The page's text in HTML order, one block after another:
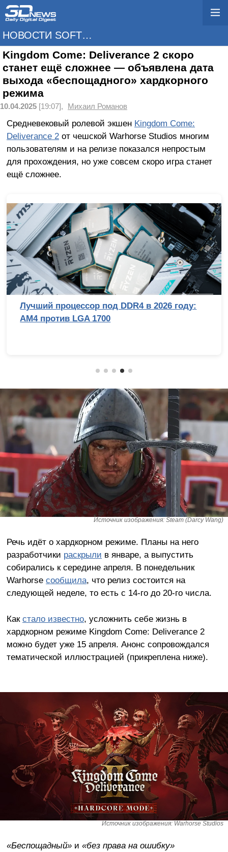
НОВОСТИ SOFTWARE
Kingdom Come: Deliverance 2 скоро
станет ещё сложнее — объявлена дата
выхода «беспощадного» хардкорного
режима
10.04.2025 [19:07], Михаил Романов
Средневековый ролевой экшен Kingdom Come:
Deliverance 2от чешской Warhorse Studios многим
пользователям и на релизе показался непростым
для прохождения, но уже совсем скоро игра станет
ещё сложнее.
Лучший процессор под DDR4 в 2026 году:
AM4 против LGA 1700
Источник изображения: Steam (Darcy Wang)
Речь идёт о хардкорном режиме. Планы на него
разработчики раскрыли в январе, а выпустить
собирались к середине апреля. В понедельник
Warhorse сообщила, что релиз состоится на
следующей неделе, то есть с 14-го до 20-го числа.
Как стало известно, усложнить себе жизнь в
хардкорном режиме Kingdom Come: Deliverance 2
можно будет уже 15 апреля. Анонс сопровождался
тематической иллюстрацией (прикреплена ниже).
Источник изображения: Warhorse Studios
«Беспощадный»и «без права на ошибку»